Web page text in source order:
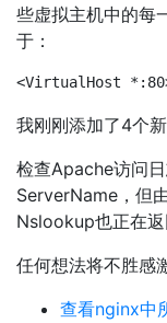
些虚拟主机中的每
于：
<VirtualHost
我刚刚添加了4个
检查Apache访问
ServerName，但
Nslookup也正在返
任何想法将不胜感
查看nginx中